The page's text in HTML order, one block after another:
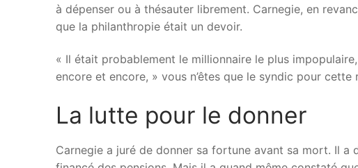
à dépenser ou à thésauter librement. Carnegie, en
que la philanthropie était un devoir.
« Il était probablement le millionnaire le plus
encore et encore, » vous n’êtes que le syndic pour cette
La lutte pour le donner
Carnegie a juré de donner sa fortune avant sa mort. Il